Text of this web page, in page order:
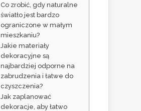
Co zrobić, gdy naturalne
światło jest bardzo
ograniczone w małym
mieszkaniu?
Jakie materiały
dekoracyjne są
najbardziej odporne na
zabrudzenia i łatwe do
czyszczenia?
Jak zaplanować
dekoracje, aby łatwo